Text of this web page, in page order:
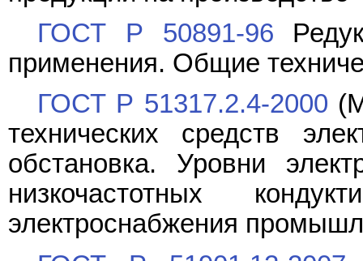
ГОСТ Р 50891-96
применения. Общие
ГОСТ Р 51317.2.4-2000
технических средств
обстановка. Уровни
низкочастотных
электроснабжения